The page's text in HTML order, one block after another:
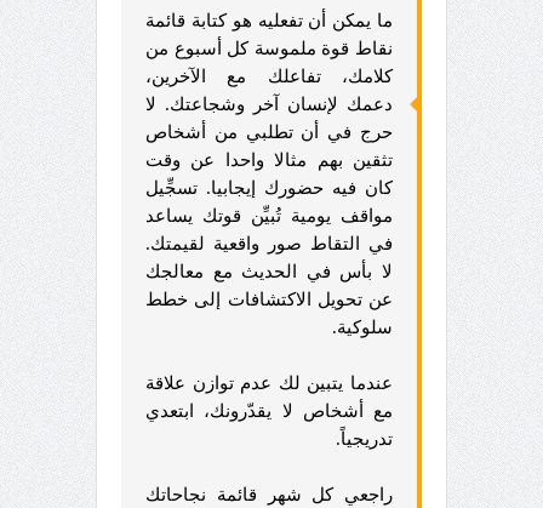
ما يمكن أن تفعليه هو كتابة قائمة
نقاط قوة ملموسة كل أسبوع من
كلامك، تفاعلك مع الآخرين،
دعمك لإنسان آخر وشجاعتك. لا
حرج في أن تطلبي من أشخاص
تثقين بهم مثالا واحدا عن وقت
كان فيه حضورك إيجابيا. تسجِّيل
مواقف يومية تُبيِّن قوتك يساعد
في التقاط صور واقعية لقيمتك.
لا بأس في الحديث مع معالجك
عن تحويل الاكتشافات إلى خطط
سلوكية.
عندما يتبين لك عدم توازن علاقة
مع أشخاص لا يقدّرونك، ابتعدي
تدريجياً.
راجعي كل شهر قائمة نجاحاتك